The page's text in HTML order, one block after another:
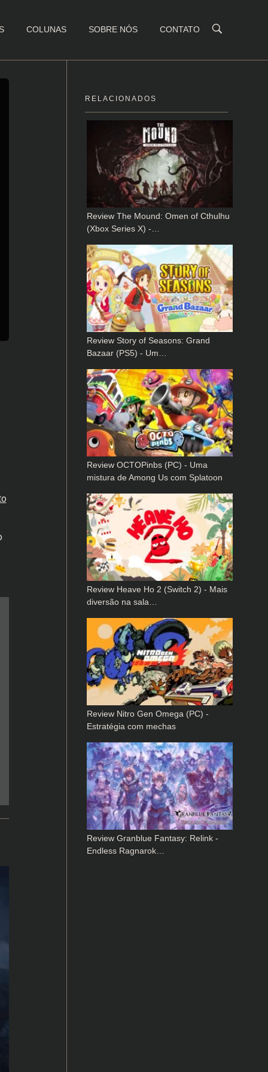
COLUNAS SOBRE NÓS CONTATO
RELACIONADOS
Review The Mound: Omen of Cthulhu
(Xbox Series X) -…
Review Story of Seasons: Grand
Bazaar (PS5) - Um…
Review OCTOPinbs (PC) - Uma
mistura de Among Us com Splatoon
Review Heave Ho 2 (Switch 2) - Mais
diversão na sala…
Review Nitro Gen Omega (PC) -
Estratégia com mechas
Review Granblue Fantasy: Relink -
Endless Ragnarok…